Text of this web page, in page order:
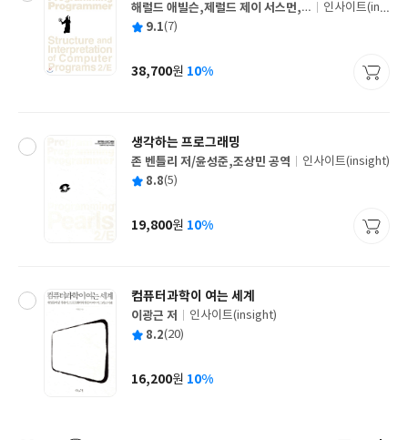
글
쓴
해럴드 애빌슨,제럴드 제이 서스먼,
줄리 서스먼 공저/김재우,안윤호,김
출
사
인사이트(insi
평 9.1(7)
가
38,700원 10%
생각하는 프로그래밍
글
쓴
존 벤틀리 저/윤성준,조상민 공역
출
사
인사이트(insight)
평 8.8(5)
가
19,800원 10%
컴퓨터과학이 여는 세계
글
쓴
이광근 저
출
사
인사이트(insight)
평 8.2(20)
가
16,200원 10%